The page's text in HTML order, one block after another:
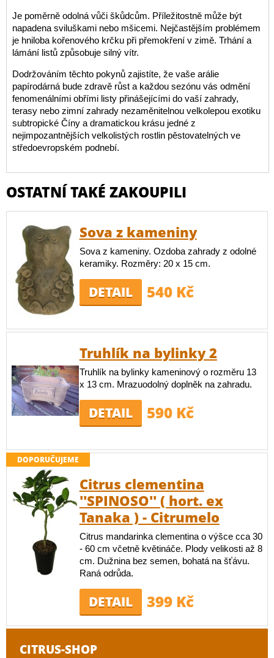
Je poměrně odolná vůči škůdcům. Příležitostně může být
napadena sviluškami nebo mšicemi. Nejčastějším problémem
je hniloba kořenového krčku při přemokření v zimě. Trhání a
lámání listů způsobuje silný vítr.
Dodržováním těchto pokynů zajistíte, že vaše arálie
papírodárná bude zdravě růst a každou sezónu vás odmění
fenomenálními obřími listy přinášejícími do vaší zahrady,
terasy nebo zimní zahrady nezaměnitelnou velkolepou exotiku
subtropické Číny a dramatickou krásu jedné z
nejimpozantnějších velkolistých rostlin pěstovatelných ve
středoevropském podnebí.
OSTATNÍ TAKÉ ZAKOUPILI
Sova z kameniny
Sova z kameniny. Ozdoba zahrady z odolné
keramiky. Rozměry: 20 x 15 cm.
DETAIL 540 Kč
Truhlík na bylinky 2
Truhlík na bylinky kameninový o rozměru 13
x 13 cm. Mrazuodolný doplněk na zahradu.
DETAIL 590 Kč
DOPORUČUJEME
Citrus clementina
''SPINOSO'' ( hort. ex
Tanaka ) - Citrumelo
Citrus mandarinka clementina o výšce cca 30
- 60 cm včetně květináče. Plody velikosti až 8
cm. Dužnina bez semen, bohatá na šťávu.
Raná odrůda.
DETAIL 399 Kč
CITRUS-SHOP